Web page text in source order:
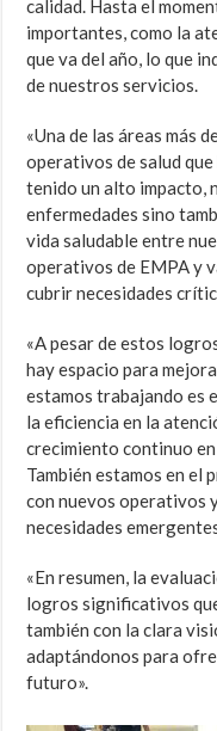
calidad. Hasta el
importantes, como la
que va del año, lo que
de nuestros servicios.
«Una de las áreas más
operativos de salud
tenido un alto impacto,
enfermedades sino
vida saludable entre
operativos de EMPA y
cubrir necesidades
«A pesar de estos
hay espacio para
estamos trabajando es
la eficiencia en la
crecimiento continuo
También estamos en el
con nuevos operativos
necesidades
«En resumen, la
logros significativos
también con la clara
adaptándonos para
futuro».